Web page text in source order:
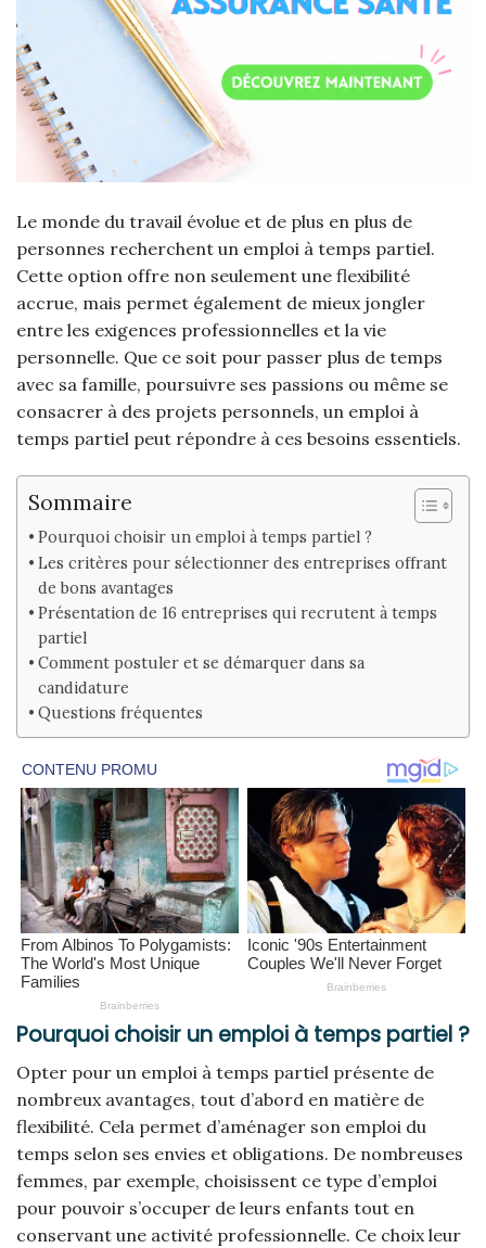
Le monde du travail évolue et de plus en plus de
personnes recherchent un emploi à temps partiel.
Cette option offre non seulement une flexibilité
accrue, mais permet également de mieux jongler
entre les exigences professionnelles et la vie
personnelle. Que ce soit pour passer plus de temps
avec sa famille, poursuivre ses passions ou même se
consacrer à des projets personnels, un emploi à
temps partiel peut répondre à ces besoins essentiels.
Sommaire
Pourquoi choisir un emploi à temps partiel ?
Les critères pour sélectionner des entreprises offrant
de bons avantages
Présentation de 16 entreprises qui recrutent à temps
partiel
Comment postuler et se démarquer dans sa
candidature
Questions fréquentes
Pourquoi choisir un emploi à temps partiel ?
Opter pour un emploi à temps partiel présente de
nombreux avantages, tout d’abord en matière de
flexibilité. Cela permet d’aménager son emploi du
temps selon ses envies et obligations. De nombreuses
femmes, par exemple, choisissent ce type d’emploi
pour pouvoir s’occuper de leurs enfants tout en
conservant une activité professionnelle. Ce choix leur